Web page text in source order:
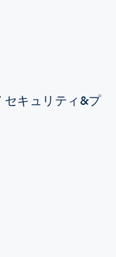
キュリティ&プ